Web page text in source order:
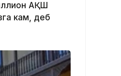
АҚШ
кам, деб